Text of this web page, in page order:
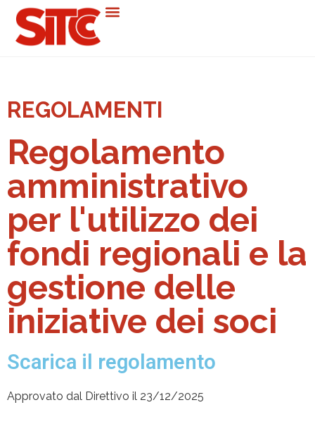
REGOLAMENTI
Regolamento
amministrativo
per l'utilizzo dei
fondi regionali e la
gestione delle
iniziative dei soci
Scarica il regolamento
Approvato dal Direttivo il 23/12/2025